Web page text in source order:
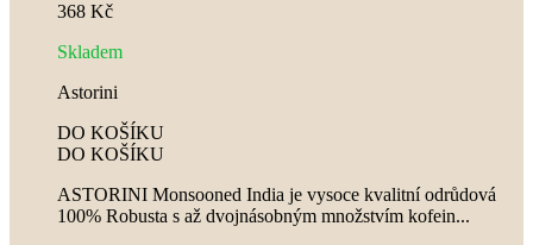
368 Kč
Skladem
Astorini
DO KOŠÍKU
DO KOŠÍKU
ASTORINI Monsooned India je vysoce kvalitní odrůdová
100% Robusta s až dvojnásobným množstvím kofein...